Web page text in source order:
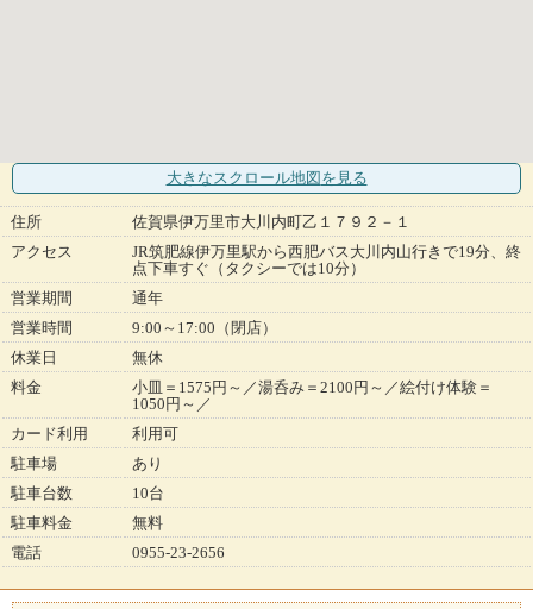
大きなスクロール地図 を見る
住所
佐賀県伊万里市大川内町乙１７９２－１
アクセス
JR筑肥線伊万里駅から西肥バス大川内山行きで19分、終
点下車すぐ（タクシーでは10分）
営業期間
通年
営業時間
9:00～17:00（閉店）
休業日
無休
料金
小皿＝1575円～／湯呑み＝2100円～／絵付け体験＝
1050円～／
カード利用
利用可
駐車場
あり
駐車台数
10台
駐車料金
無料
電話
0955-23-2656